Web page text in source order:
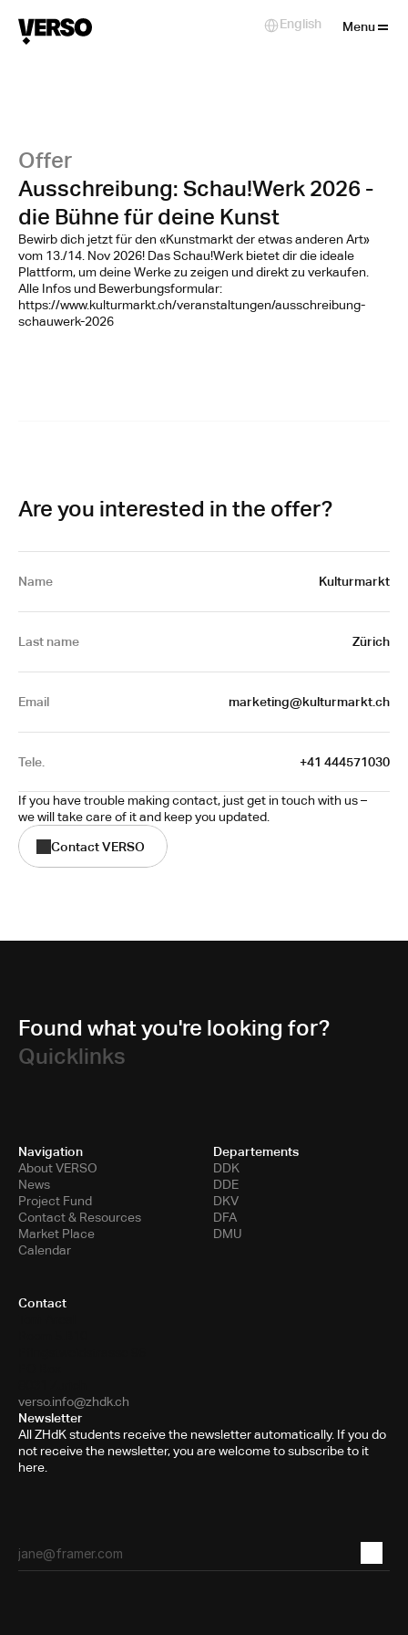
Offer
Ausschreibung: Schau!Werk 2026 -
die Bühne für deine Kunst
Bewirb dich jetzt für den «Kunstmarkt der etwas anderen Art»
vom 13./14. Nov 2026! Das Schau!Werk bietet dir die ideale
Plattform, um deine Werke zu zeigen und direkt zu verkaufen.
Alle Infos und Bewerbungsformular:
https://www.kulturmarkt.ch/veranstaltungen/ausschreibung-
schauwerk-2026
Are you interested in the offer?
Name Kulturmarkt
Last name Zürich
Email marketing@kulturmarkt.ch
Tele. +41 444571030
If you have trouble making contact, just get in touch with us –
we will take care of it and keep you updated.
Contact VERSO
Menu
Select Language
English
Found what you're looking for?
Quicklinks
Navigation
About VERSO
News
Project Fund
Contact & Resources
Market Place
Calendar
Departements
DDK
DDE
DKV
DFA
DMU
Contact
verso.info@zhdk.ch
Newsletter
All ZHdK students receive the newsletter automatically. If you do
not receive the newsletter, you are welcome to subscribe to it
here.